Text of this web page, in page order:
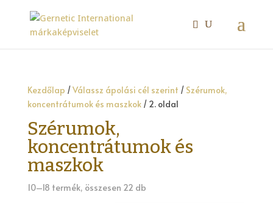
Kezdőlap /Válassz ápolási cél szerint / Szérumok,
koncentrátumok és maszkok/ 2. oldal
Szérumok,
koncentrátumok és
maszkok
10–18 termék, összesen 22 db